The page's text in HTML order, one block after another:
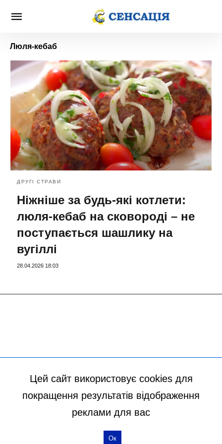
Люля-кебаб
ДРУГІ СТРАВИ
Ніжніше за будь-які котлети:
люля-кебаб на сковороді – не
поступається шашлику на
вугіллі
28.04.2026 18:03
Цей сайт використовує cookies для
покращення результатів відображення
реклами для вас
Ок